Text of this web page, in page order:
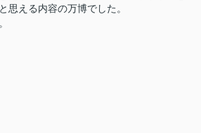
思える内容の万博でした。